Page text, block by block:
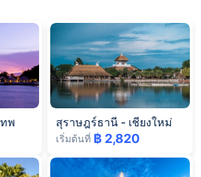
ทพ สุราษฎร์ธานี - เชียงใหม่
เริ่มต้นที่ ฿ 2,820